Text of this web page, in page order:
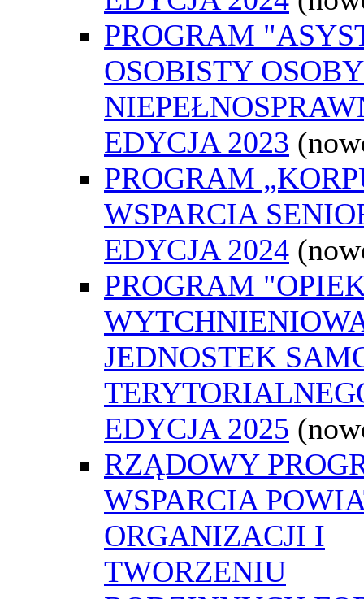
PROGRAM
OSOBISTY OSOBY
EDYCJA 2023
PROGRAM
WSPARCIA
EDYCJA 2024
PROGRAM
JEDNOSTEK
EDYCJA 2025
RZĄDOWY
WSPARCIA
ORGANIZACJI I
TWORZENIU